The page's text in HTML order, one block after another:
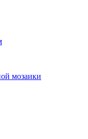
мозаики